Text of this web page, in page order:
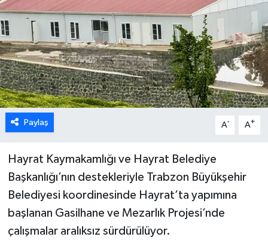
Paylaş A- A+
Hayrat Kaymakamlığı ve Hayrat Belediye
Başkanlığı’nın destekleriyle Trabzon Büyükşehir
Belediyesi koordinesinde Hayrat’ta yapımına
başlanan Gasilhane ve Mezarlık Projesi’nde
çalışmalar aralıksız sürdürülüyor.